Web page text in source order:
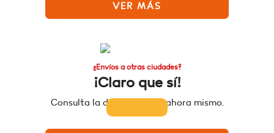
VER MÁS
¿Envíos a otras ciudades?
¡Claro que sí!
Consulta la disponibilidad ahora mismo.